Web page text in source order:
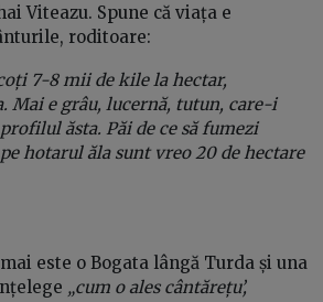
Viteazu. Spune că viața e
roditoare:
7-8 mii de kile la hectar,
Mai e grâu, lucernă, tutun, care-i
ăsta. Păi de ce să fumezi
pe hotarul ăla sunt vreo 20 de hectare
este o Bogata lângă Turda și una
„cum o ales cântărețu’,